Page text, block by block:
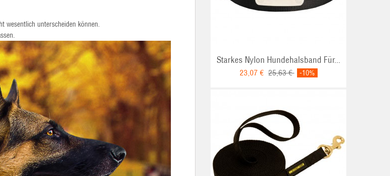
wesentlich unterscheiden können.
Starkes Nylon Hundehalsband Für...
23,07 € 25,63 € -10%